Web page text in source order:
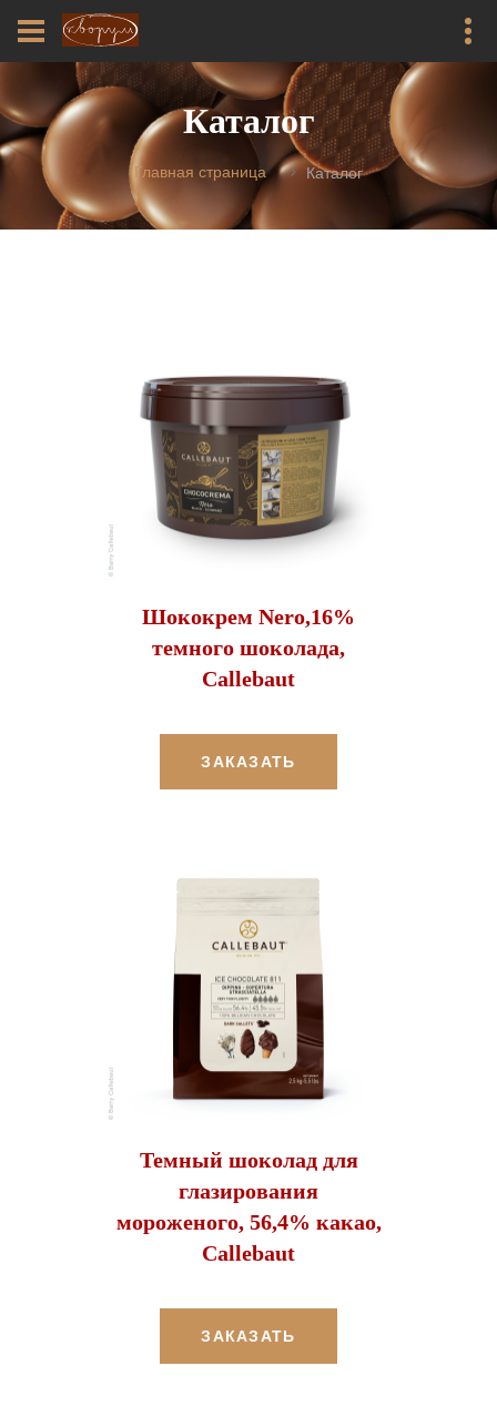
Каталог
Главная страница Каталог
Шококрем Nero,16%
темного шоколада,
Callebaut
ЗАКАЗАТЬ
Темный шоколад для
глазирования
мороженого, 56,4% какао,
Callebaut
ЗАКАЗАТЬ